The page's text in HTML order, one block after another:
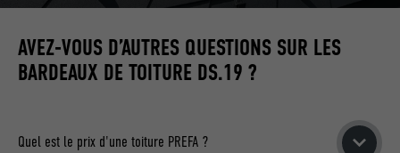
AVEZ-VOUS D’AUTRES QUESTIONS SUR LES
BARDEAUX DE TOITURE DS.19 ?
Quel est le prix d'une toiture PREFA ?